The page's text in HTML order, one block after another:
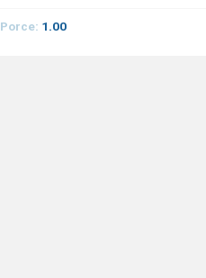
Porce: 1.00